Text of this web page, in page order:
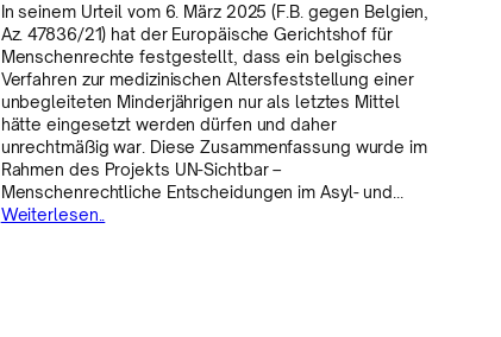
In seinem Urteil vom 6. März 2025 (F.B. gegen Belgien,
Az. 47836/21) hat der Europäische Gerichtshof für
Menschenrechte festgestellt, dass ein belgisches
Verfahren zur medizinischen Altersfeststellung einer
unbegleiteten Minderjährigen nur als letztes Mittel
hätte eingesetzt werden dürfen und daher
unrechtmäßig war. Diese Zusammenfassung wurde im
Rahmen des Projekts UN-Sichtbar –
Menschenrechtliche Entscheidungen im Asyl- und…
Weiterlesen..